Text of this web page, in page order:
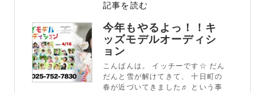
記事を読む
今年もやるよっ！！キ
ッズモデルオーディシ
ョン
こんばんは。 イッチーです☆ だん
だんと雪が解けてきて、 十日町の
春が近づいてきました♬ という事